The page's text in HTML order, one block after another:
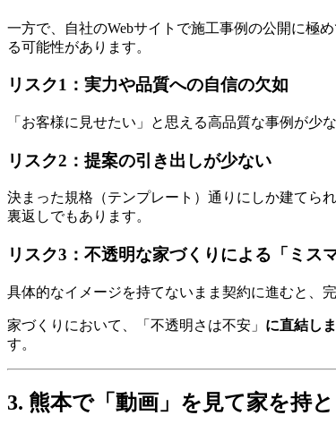
一方で、自社のWebサイトで施工事例の公開に極
る可能性があります。
リスク1：実力や品質への自信の欠如
「お客様に見せたい」と思える高品質な事例が少
リスク2：提案の引き出しが少ない
決まった規格（テンプレート）通りにしか建てら
裏返しでもあります。
リスク3：不透明な家づくりによる「ミス
具体的なイメージを持てないまま契約に進むと、
家づくりにおいて、「不透明さは不安」 に直結し
す。
3. 熊本で「動画」を見て家を持